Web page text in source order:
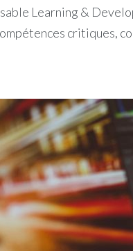
Learning &
critiques,